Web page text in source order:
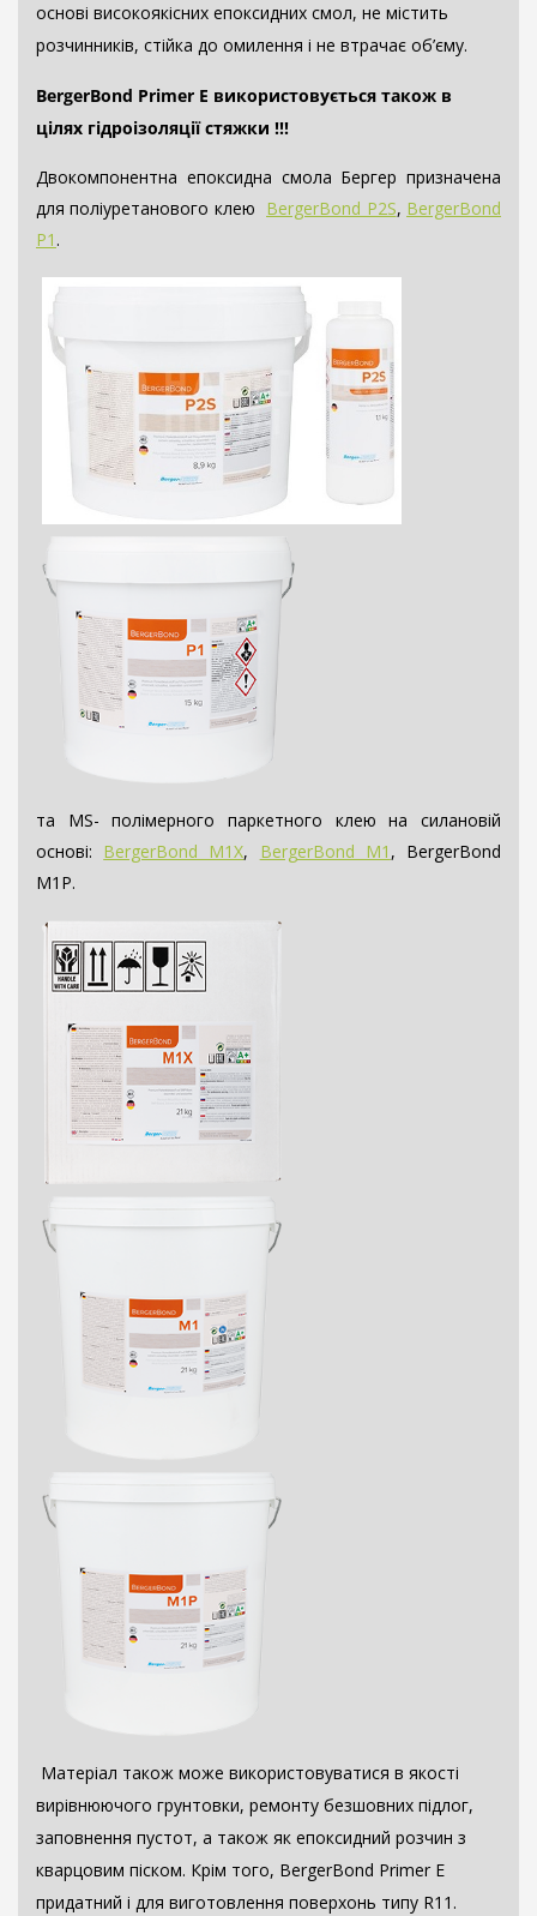
основі високоякісних епоксидних смол, не містить
розчинників, стійка до омилення і не втрачає об’єму.
BergerBond Primer E використовується також в
цілях гідроізоляції стяжки !!!
Двокомпонентна епоксидна смола Бергер призначена
для поліуретанового клею BergerBond P2S, BergerBond
P1 .
та MS- полімерного паркетного клею на силановій
основі: BergerBond M1X, BergerBond M1 , BergerBond
M1P.
Матеріал також може використовуватися в якості
вирівнюючого грунтовки, ремонту безшовних підлог,
заповнення пустот, а також як епоксидний розчин з
кварцовим піском. Крім того, BergerBond Primer E
придатний і для виготовлення поверхонь типу R11.